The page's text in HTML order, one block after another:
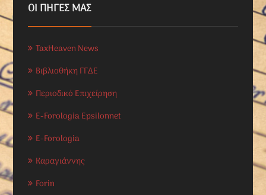
ΟΙ ΠΗΓΕΣ ΜΑΣ
TaxHeaven News
Βιβλιοθήκη ΓΓΔΕ
Περιοδικό Επιχείρηση
E-Forologia Epsilonnet
E-Forologia
Καραγιάννης
Forin